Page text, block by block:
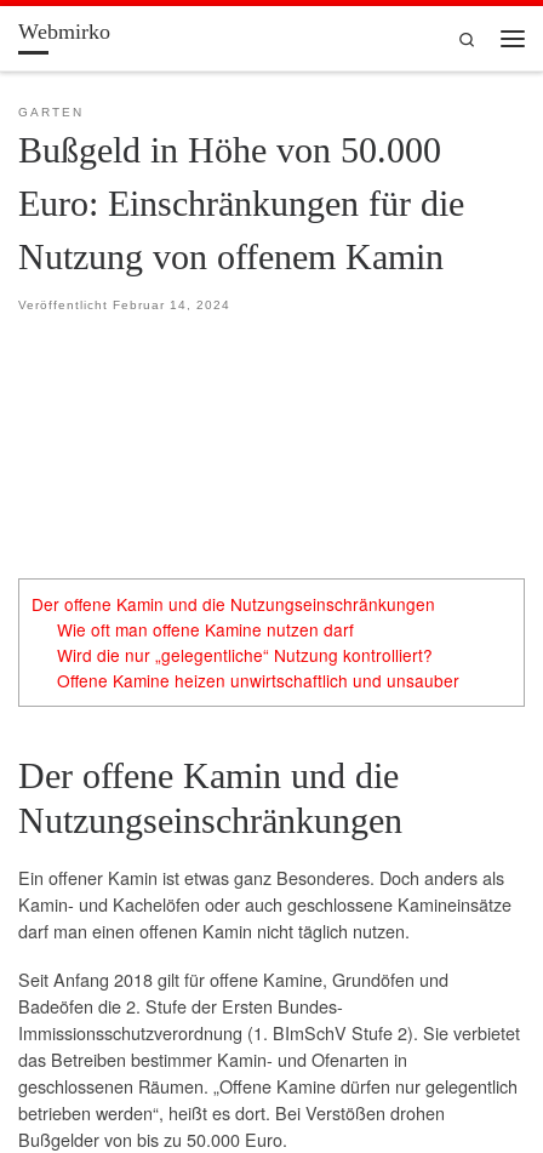
Zum Inhalt springen
Webmirko
Search
GARTEN
Bußgeld in Höhe von 50.000
Euro: Einschränkungen für die
Nutzung von offenem Kamin
Veröffentlicht Februar 14, 2024
Der offene Kamin und die Nutzungseinschränkungen
Wie oft man offene Kamine nutzen darf
Wird die nur „gelegentliche“ Nutzung kontrolliert?
Offene Kamine heizen unwirtschaftlich und unsauber
Der offene Kamin und die
Nutzungseinschränkungen
Ein offener Kamin ist etwas ganz Besonderes. Doch anders als
Kamin- und Kachelöfen oder auch geschlossene Kamineinsätze
darf man einen offenen Kamin nicht täglich nutzen.
Seit Anfang 2018 gilt für offene Kamine, Grundöfen und
Badeöfen die 2. Stufe der Ersten Bundes-
Immissionsschutzverordnung (1. BImSchV Stufe 2). Sie verbietet
das Betreiben bestimmer Kamin- und Ofenarten in
geschlossenen Räumen. „Offene Kamine dürfen nur gelegentlich
betrieben werden“, heißt es dort. Bei Verstößen drohen
Bußgelder von bis zu 50.000 Euro.